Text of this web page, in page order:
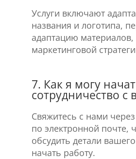
Услуги включают
названия и логотипа,
адаптацию материалов,
маркетинговой
7. Как я могу
сотрудничество с
Свяжитесь с нами
по электронной почте,
обсудить детали
начать работу.